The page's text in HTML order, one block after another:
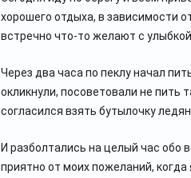
хорошего отдыха, в зависимости
встречно что-то желают с улыбкой.
Через два часа по пеклу начал
окликнули, посоветовали не пить
согласился взять бутылочку
И разболтались на целый час обо
приятно от моих пожеланий,